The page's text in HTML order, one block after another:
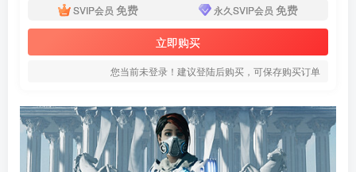
SVIP会员 免费 永久SVIP会员 免费
立即购买
您当前未登录！建议登陆后购买，可保存购买订单